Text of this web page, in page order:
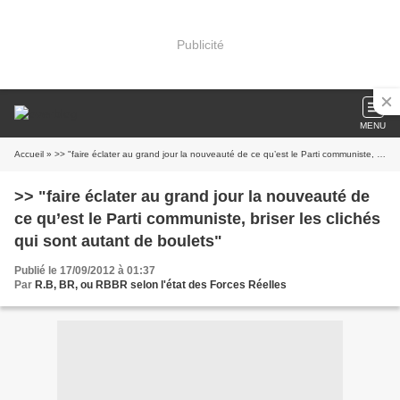
Publicité
MENU
Accueil » >> "faire éclater au grand jour la nouveauté de ce qu’est le Parti communiste, briser les clichés qui sont autant de boulets"
>> "faire éclater au grand jour la nouveauté de
ce qu’est le Parti communiste, briser les clichés
qui sont autant de boulets"
Publié le 17/09/2012 à 01:37
Par R.B, BR, ou RBBR selon l'état des Forces Réelles